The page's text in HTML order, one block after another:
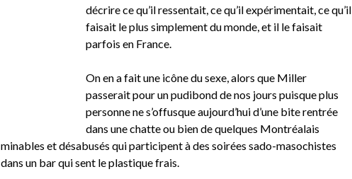
décrire ce qu’il ressentait, ce qu’il expérimentait, ce qu’il
faisait le plus simplement du monde, et il le faisait
parfois en France.
On en a fait une icône du sexe, alors que Miller
passerait pour un pudibond de nos jours puisque plus
personne ne s’offusque aujourd’hui d’une bite rentrée
dans une chatte ou bien de quelques Montréalais
minables et désabusés qui participent à des soirées sado-masochistes
dans un bar qui sent le plastique frais.